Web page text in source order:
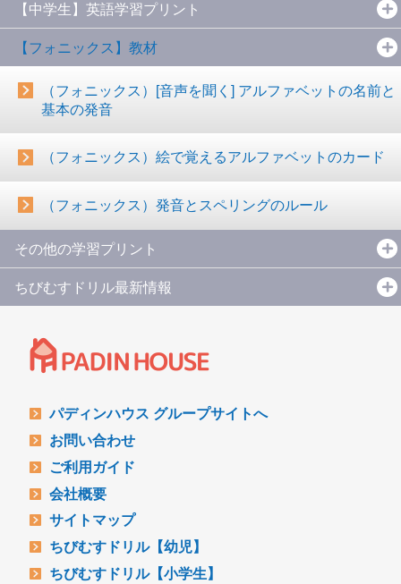
【中学生】英語学習プリント
【フォニックス】教材
（フォニックス）[音声を聞く] アルファベットの名前と
基本の発音
（フォニックス）絵で覚えるアルファベットのカード
（フォニックス）発音とスペリングのルール
その他の学習プリント
ちびむすドリル最新情報
パディンハウス グループサイトへ
お問い合わせ
ご利用ガイド
会社概要
サイトマップ
ちびむすドリル【幼児】
ちびむすドリル【小学生】